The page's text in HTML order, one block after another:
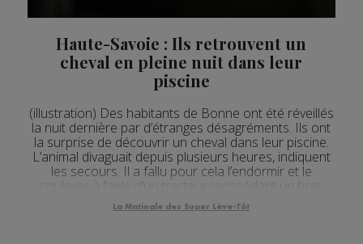
Haute-Savoie : Ils retrouvent un
cheval en pleine nuit dans leur
piscine
(illustration) Des habitants de Bonne ont été réveillés
la nuit dernière par d’étranges désagréments. Ils ont
la surprise de découvrir un cheval dans leur piscine.
L’animal divaguait depuis plusieurs heures, indiquent
les secours. Il a fallu pour cela l’endormir et le
soulever à l’aide d’un tracteur (possédant un bras
élevateur), prêté par un voisin. Quelques minutes plus
tard, le propriétaire de...
La Matinale des Super Lève-Tôt